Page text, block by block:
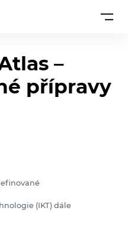
–
přípravy
(IKT) dále